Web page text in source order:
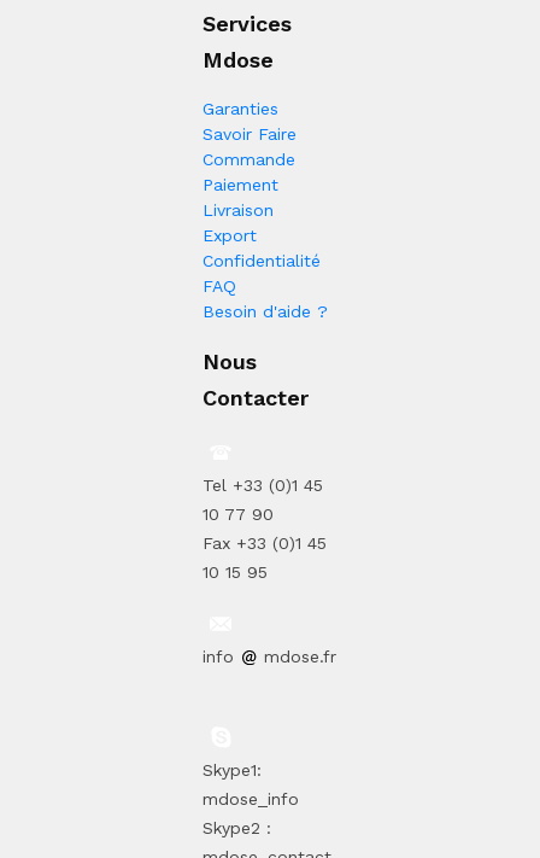
Services
Mdose
Garanties
Savoir Faire
Commande
Paiement
Livraison
Export
Confidentialité
FAQ
Besoin d'aide ?
Nous
Contacter
Tel +33 (0)1 45
10 77 90
Fax +33 (0)1 45
10 15 95
info mdose.fr
Skype1:
mdose_info
Skype2 :